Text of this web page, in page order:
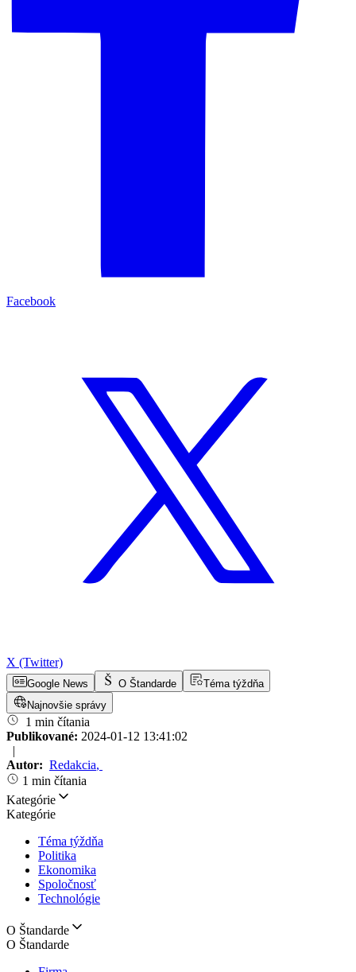
Facebook
X (Twitter)
Google News O Štandarde
Téma týždňa
Najnovšie správy
1 min čítania
Publikované: 2024-01-12 13:41:02
|
Autor: Redakcia,
1 min čítania
Kategórie
Kategórie
Téma týždňa
Politika
Ekonomika
Spoločnosť
Technológie
O Štandarde
O Štandarde